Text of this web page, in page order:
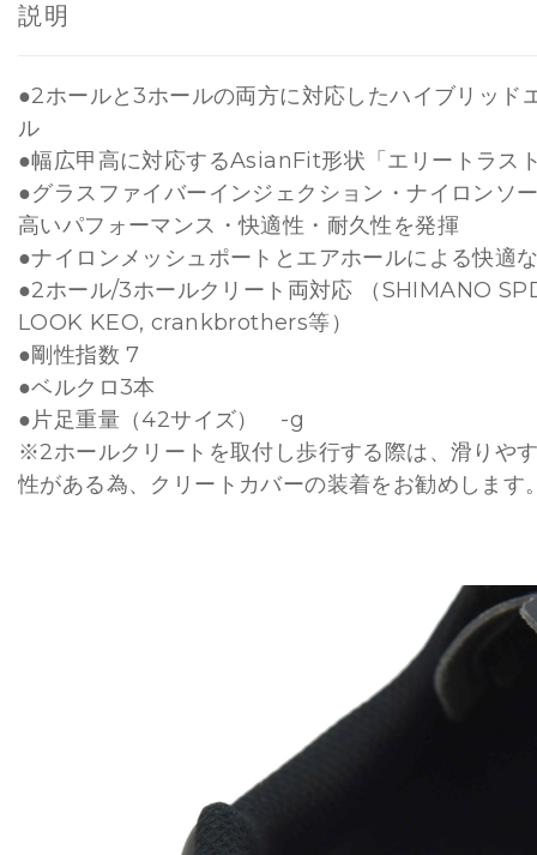
説明
●2ホールと3ホールの両方に対応したハイブリッド
ル
●幅広甲高に対応するAsianFit形状「エリートラ
●グラスファイバーインジェクション・ナイロンソ
高いパフォーマンス・快適性・耐久性を発揮
●ナイロンメッシュポートとエアホールによる快適
●2ホール/3ホールクリート両対応 （SHIMANO
LOOK KEO, crankbrothers等）
●剛性指数 7
●ベルクロ3本
●片足重量（42サイズ） -g
※2ホールクリートを取付し歩行する際は、滑りや
性がある為、クリートカバーの装着をお勧めします